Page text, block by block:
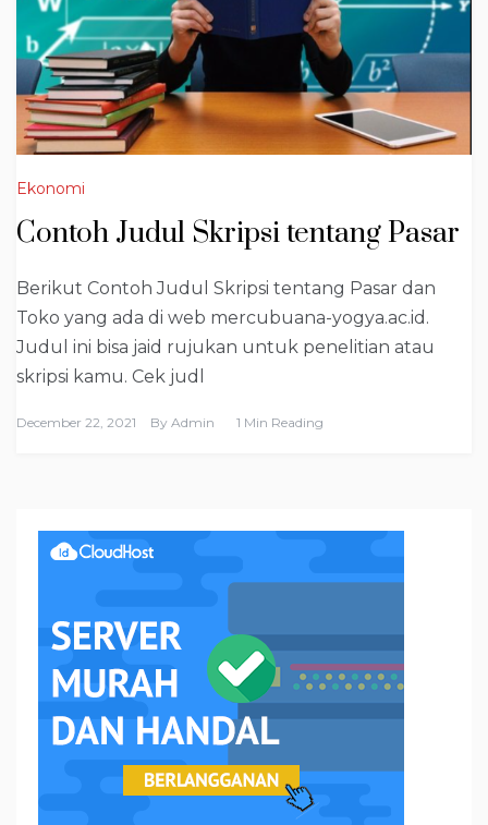
Ekonomi
Contoh Judul Skripsi tentang Pasar
Berikut Contoh Judul Skripsi tentang Pasar dan
Toko yang ada di web mercubuana-yogya.ac.id.
Judul ini bisa jaid rujukan untuk penelitian atau
skripsi kamu. Cek judl
December 22, 2021 By Admin 1 Min Reading